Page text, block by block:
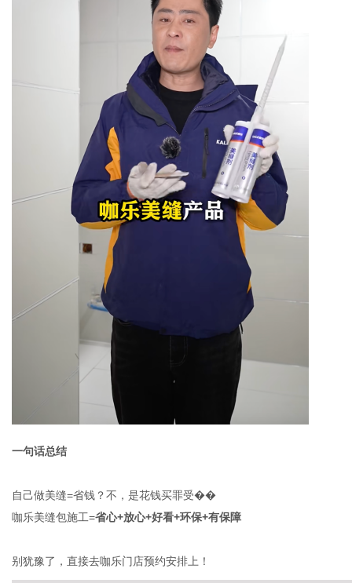
一句话总结
自己做美缝=省钱？不，是花钱买罪受��
咖乐美缝包施工=省心+放心+好看+环保+有保障
别犹豫了，直接去咖乐门店预约安排上！